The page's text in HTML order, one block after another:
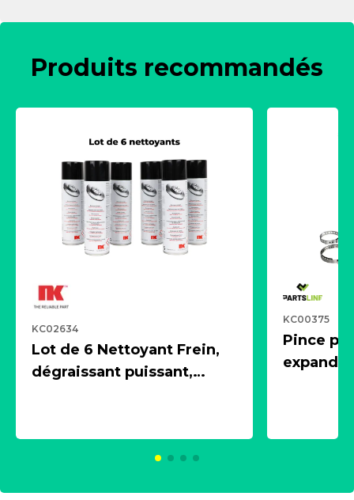
Produits recommandés
KC02634
Lot de 6 Nettoyant Frein,
dégraissant puissant,
KC00375
Pince